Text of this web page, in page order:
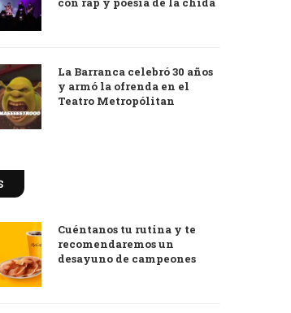
La Barranca celebró 30 años
y armó la ofrenda en el
Teatro Metropólitan
Cuéntanos tu rutina y te
recomendaremos un
desayuno de campeones